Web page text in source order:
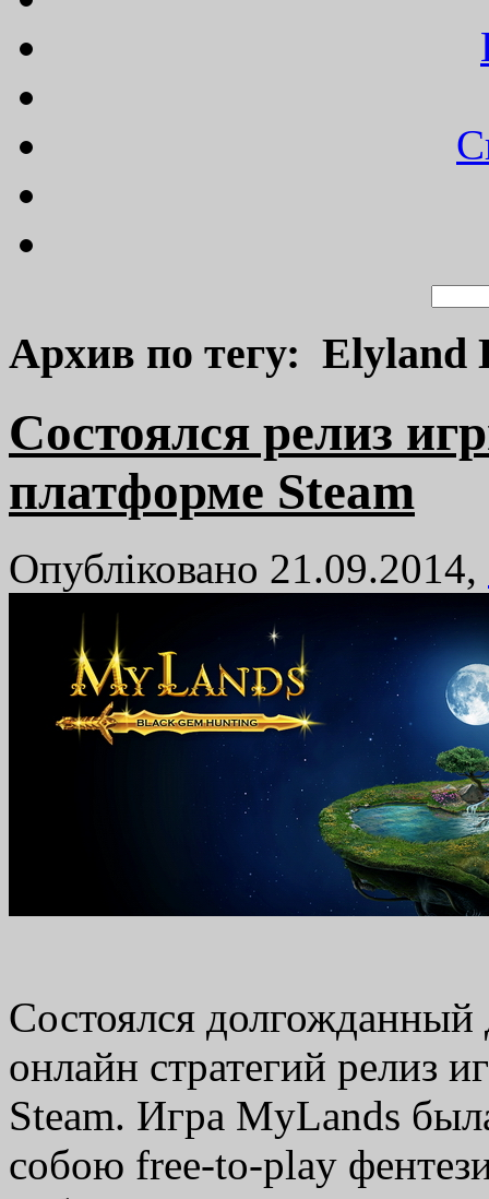
Архив по тегу: Elyland
Cостоялся релиз
платформе Steam
Опубліковано 21.09.2014,
Cостоялся
онлайн стратегий релиз
Steam. Игра MyLands
собою free-to-play